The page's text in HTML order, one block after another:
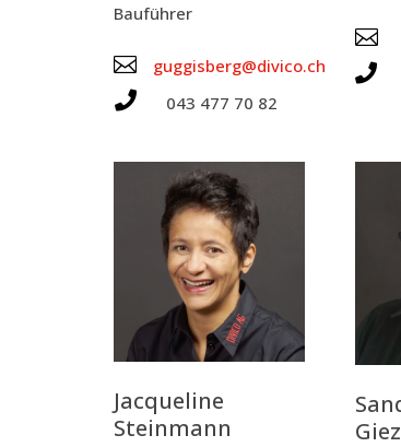
Bau­füh­rer
 guggisberg@divico.ch
 043 477 70 82


Jac­que­line
Steinmann